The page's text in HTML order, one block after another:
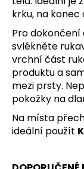
krku, na konec
Pro
svlékněte
vrchní část
produktu a
mezi prsty.
pokožky na
Na místa
ideální použít